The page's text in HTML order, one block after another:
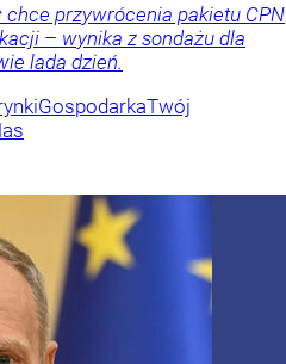
przywrócenia pakietu CPN
– wynika z sondażu dla
lada dzień.
GospodarkaTwój